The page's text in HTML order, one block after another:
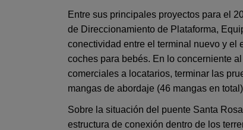
Entre sus principales proyectos para el
de Direccionamiento de Plataforma,
conectividad entre el terminal nuevo y el
coches para bebés. En lo concerniente
comerciales a locatarios, terminar las
mangas de abordaje (46 mangas en
Sobre la situación del puente Santa
estructura de conexión dentro de los